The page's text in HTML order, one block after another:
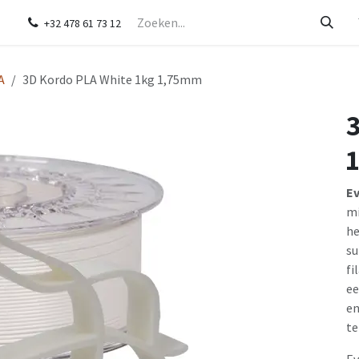
ons Contact
+32 478 61 73 12
3D Kordo PLA White 1kg 1,75mm